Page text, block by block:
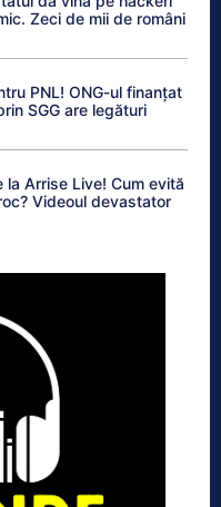
Zeci de mii de români
PNL! ONG-ul finanțat
SGG are legături
Arrise Live! Cum evită
Videoul devastator